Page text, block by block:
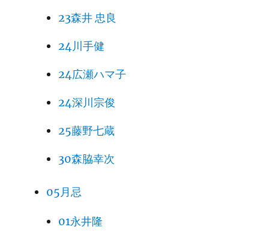
23森井 忠良
24川手健
24広瀬ハマ子
24深川宗俊
25藤野七蔵
30森脇幸次
05月忌
01永井隆